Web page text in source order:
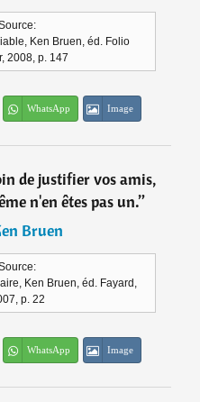
Ken Bruen, éd. Folio
2008, p. 147
WhatsApp Image
de justifier vos amis,
n'en êtes pas un.”
Bruen
Ken Bruen, éd. Fayard,
p. 22
WhatsApp Image